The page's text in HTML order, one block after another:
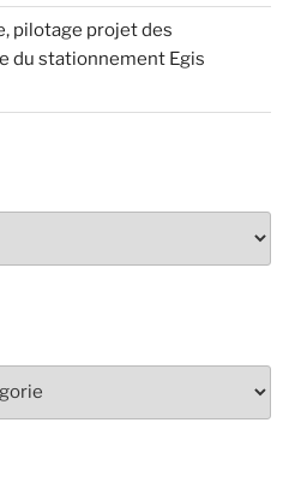
pilotage projet des
du stationnement Egis